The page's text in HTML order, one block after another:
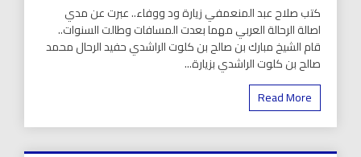
كتب صلاح عبد المنعمفي زيارة ود ووفاء.. عبرت عن مدي
اصالة الرحالة العربي مهما بعدت المسافات وطالت السنوات..
قام الشيخ مبارك بن صالح بن كلوت الراشدي حفيد الرحال محمد
صالح بن كلوت الراشدي بزيارة...
Read More